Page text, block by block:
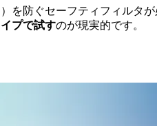
を防ぐセーフティフィルタ
プで試すのが現実的です。